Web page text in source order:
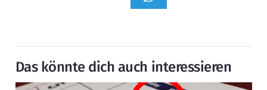
Das könnte dich auch interessieren